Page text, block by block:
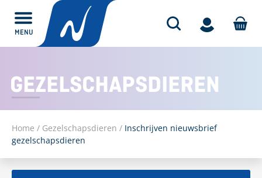
MENU
GEZELSCHAPSDIEREN
Home / Gezelschapsdieren / Inschrijven nieuwsbrief
gezelschapsdieren